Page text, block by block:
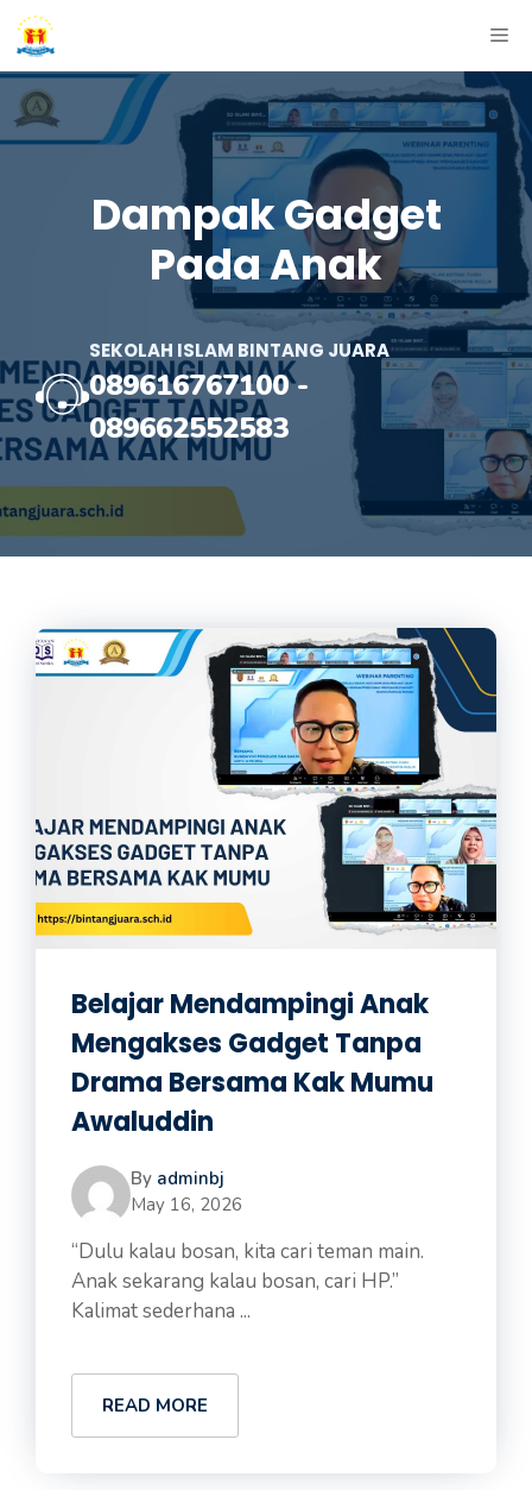
Skip
to
content
Dampak Gadget
Pada Anak
SEKOLAH ISLAM BINTANG JUARA
089616767100-
089662552583
Belajar Mendampingi Anak
Mengakses Gadget Tanpa
Drama Bersama Kak Mumu
Awaluddin
By adminbj
May 16, 2026
“Dulu kalau bosan, kita cari teman main.
Anak sekarang kalau bosan, cari HP.”
Kalimat sederhana ...
READ MORE